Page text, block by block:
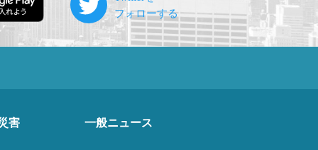
害 一般ニュース